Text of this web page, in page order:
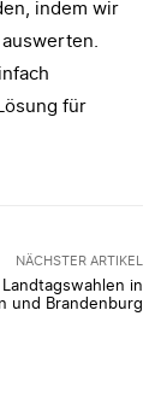
indem wir
für
NÄCHSTER ARTIKEL
in
und Brandenburg